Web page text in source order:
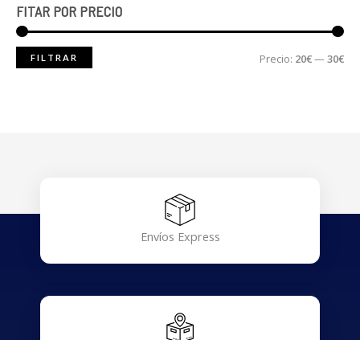
FITAR POR PRECIO
FILTRAR Precio: 20€—30€
Envíos Express